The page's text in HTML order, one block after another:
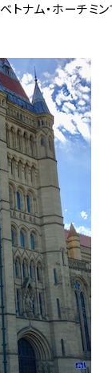
トナム・ホーチミン